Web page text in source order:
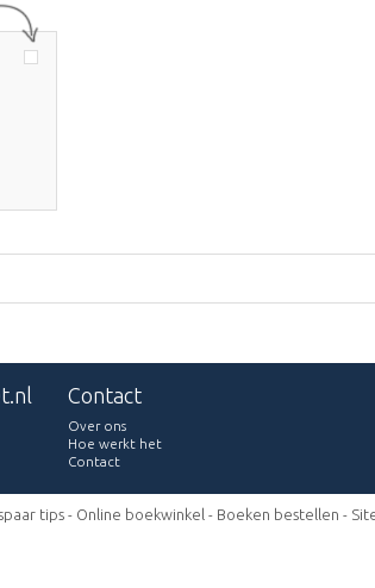
Contact
Over ons
Hoe werkt het
Contact
tips - Online boekwinkel - Boeken bestellen -